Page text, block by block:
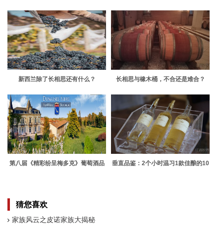
新西兰除了长相思还有什么？ 长相思与橡木桶，不合还是难合？
第八届《精彩纷呈梅多克》葡萄酒品
垂直品鉴：2个小时温习1款佳酿的10
猜您喜欢
家族风云之皮诺家族大揭秘